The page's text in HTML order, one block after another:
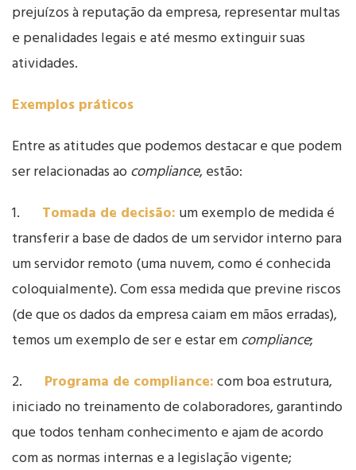
prejuízos à reputação da empresa, representar multas
e penalidades legais e até mesmo extinguir suas
atividades.
Exemplos práticos
Entre as atitudes que podemos destacar e que podem
ser relacionadas aocompliance, estão:
1. Tomada de decisão: um exemplo de medida é
transferir a base de dados de um servidor interno para
um servidor remoto (uma nuvem, como é conhecida
coloquialmente). Com essa medida que previne riscos
(de que os dados da empresa caiam em mãos erradas),
temos um exemplo de ser e estar emcompliance;
2. Programa de compliance:com boa estrutura,
iniciado no treinamento de colaboradores, garantindo
que todos tenham conhecimento e ajam de acordo
com as normas internas e a legislação vigente;